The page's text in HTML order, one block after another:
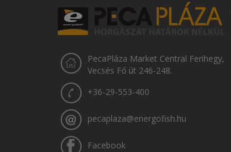
PecaPláza Market Central Ferihegy,
Vecsés Fő út 246-248.
+36-29-553-400
pecaplaza@energofish.hu
Facebook